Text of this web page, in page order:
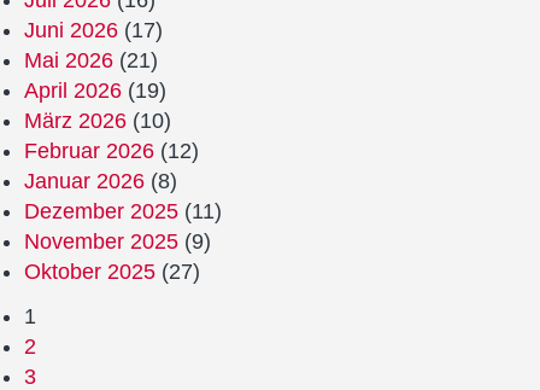
Juni 2026 (17)
Mai 2026 (21)
April 2026 (19)
März 2026 (10)
Februar 2026 (12)
Januar 2026 (8)
Dezember 2025 (11)
November 2025 (9)
Oktober 2025 (27)
1
2
3